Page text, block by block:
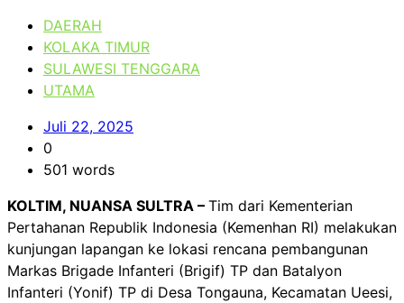
DAERAH
KOLAKA TIMUR
SULAWESI TENGGARA
UTAMA
Juli 22, 2025
0
501 words
KOLTIM, NUANSA SULTRA – Tim dari Kementerian
Pertahanan Republik Indonesia (Kemenhan RI) melakukan
kunjungan lapangan ke lokasi rencana pembangunan
Markas Brigade Infanteri (Brigif) TP dan Batalyon
Infanteri (Yonif) TP di Desa Tongauna, Kecamatan Ueesi,